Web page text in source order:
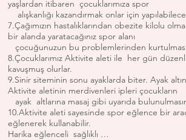
yaşlardan itibaren çocuklarımıza spor
alışkanlığı kazandırmak onlar için
7.Çağımızın hastalıklarından obezite kilolu
bir alanda yaratacağınız spor alanı
çocuğunuzun bu problemlerinden
8.Çocuklarımız Aktivite aleti ile her gün
kavuşmuş olurlar.
9.Sinir siteminin sonu ayaklarda biter. Ayak
Aktivite aletinin merdivenleri ipleri çocukların
ayak altlarına masaj gibi uyarıda
10.Aktivite aleti sayesinde spor eğlence bir
eğlenerek kullanabilir.
Harika eğlenceli sağlıklı …